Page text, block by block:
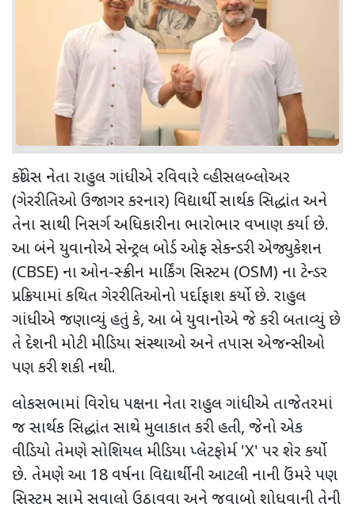
કોંગ્રેસ નેતા રાહુલ ગાંધીએ રવિવારે વ્હીસલબ્લોઅર
(ગેરરીતિઓ ઉજાગર કરનાર) વિદ્યાર્થી સાર્થક સિદ્ધાંત અને
તેના સાથી નિસર્ગ અધિકારીના ભારોભાર વખાણ કર્યા છે.
આ બંને યુવાનોએ સેન્ટ્રલ બોર્ડ ઓફ સેકન્ડરી એજ્યુકેશન
(CBSE) ના ઓન-સ્ક્રીન માર્કિંગ સિસ્ટમ (OSM) ના ટેન્ડર
પ્રક્રિયામાં કથિત ગેરરીતિઓનો પર્દાફાશ કર્યો છે. રાહુલ
ગાંધીએ જણાવ્યું હતું કે, આ બે યુવાનોએ જે કરી બતાવ્યું છે
તે દેશની મોટી મીડિયા સંસ્થાઓ અને તપાસ એજન્સીઓ
પણ કરી શકી નથી.
લોકસભામાં વિરોધ પક્ષના નેતા રાહુલ ગાંધીએ તાજેતરમાં
જ સાર્થક સિદ્ધાંત સાથે મુલાકાત કરી હતી, જેનો એક
વીડિયો તેમણે સોશિયલ મીડિયા પ્લેટફોર્મ 'X' પર શેર કર્યો
છે. તેમણે આ 18 વર્ષના વિદ્યાર્થીની આટલી નાની ઉંમરે પણ
સિસ્ટમ સામે સવાલો ઉઠાવવા અને જવાબો શોધવાની તેની